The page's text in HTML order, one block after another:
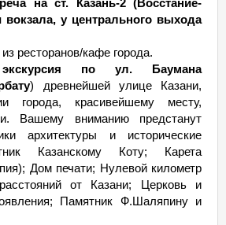
на ст. Казань-2 (Восстание-
вокзала, у центрального выхода
ресторанов/кафе города.
экскурсия по ул. Баумана
) древнейшей улице Казани,
города, красивейшему месту,
Вашему вниманию предстанут
архитектуры и исторические
Казанскому Коту; Карета
Дом печати; Нулевой километр
от Казани; Церковь и
Памятник Ф.Шаляпину и